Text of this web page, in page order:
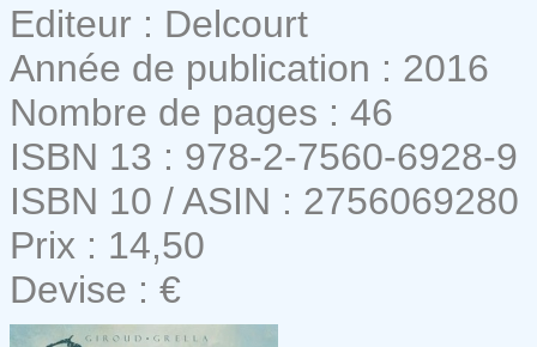
Editeur : Delcourt
Année de publication : 2016
Nombre de pages : 46
ISBN 13 : 978-2-7560-6928-9
ISBN 10 / ASIN : 2756069280
Prix : 14,50
Devise : €